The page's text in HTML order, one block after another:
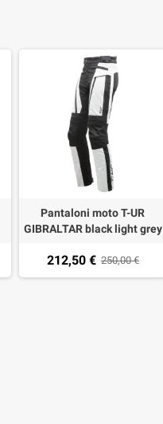
Pantaloni moto T-UR
GIBRALTAR black light grey
212,50 € 250,00 €